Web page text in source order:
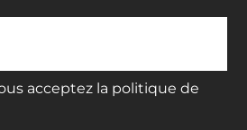
acceptez la politique de